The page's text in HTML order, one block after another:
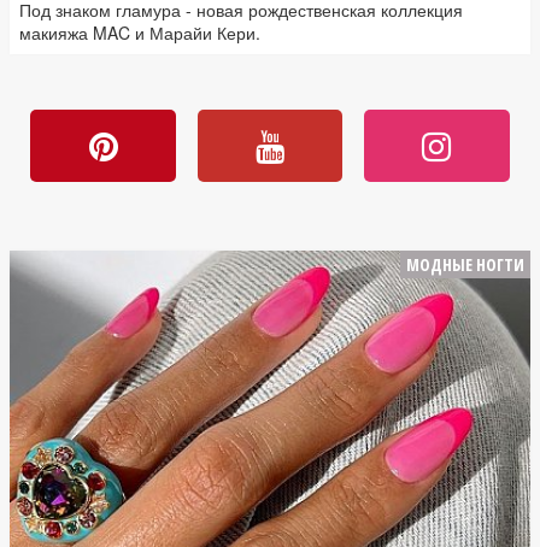
Под знаком гламура - новая рождественская коллекция
макияжа MAC и Марайи Кери.
МОДНЫЕ НОГТИ